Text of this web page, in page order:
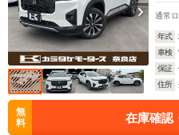
通常
年式
車検
保証
住所
無
料
在庫確認